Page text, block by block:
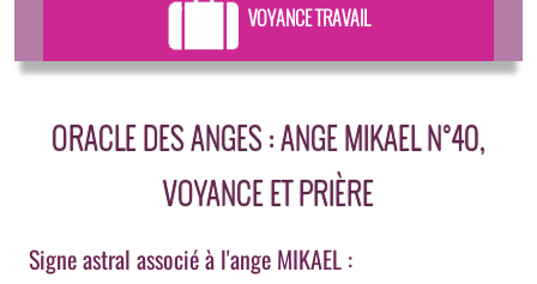
VOYANCE TRAVAIL
ORACLE DES ANGES : ANGE MIKAEL N°40,
VOYANCE ET PRIÈRE
Signe astral associé à l'ange MIKAEL :